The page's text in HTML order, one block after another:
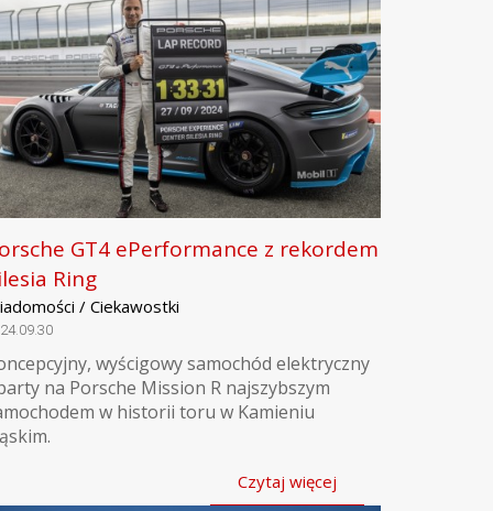
GT4 ePerformance z rekordem
Ring
/ Ciekawostki
wyścigowy samochód elektryczny
na Porsche Mission R najszybszym
w historii toru w Kamieniu
Czytaj więcej